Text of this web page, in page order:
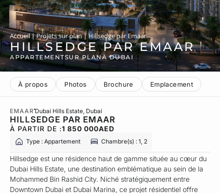
Accueil|Projets sur plan|Hillsedge par Emaar
HILLSEDGE PAR EMAAR
APPARTEMENTSUR PLANÀ DUBAI
À propos Photos Brochure Emplacement
EMAAR Dubai Hills Estate , Dubai
HILLSEDGE PAR EMAAR
À PARTIR DE :1 850 000AED
Type : Appartement Chambre(s) : 1, 2
Hillsedge est une résidence haut de gamme située au cœur du
Dubai Hills Estate, une destination emblématique au sein de la
Mohammed Bin Rashid City. Niché stratégiquement entre
Downtown Dubai et Dubai Marina, ce projet résidentiel offre